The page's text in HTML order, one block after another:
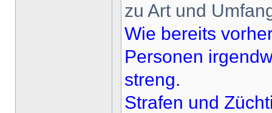
zu Art und
Wie bereits
Personen
streng.
Strafen und